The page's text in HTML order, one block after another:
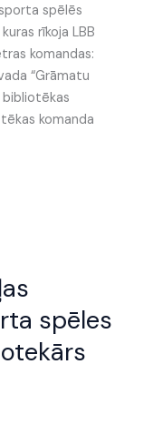
spēlēs
rīkoja LBB
komandas:
“Grāmatu
bibliotēkas
komanda
spēles